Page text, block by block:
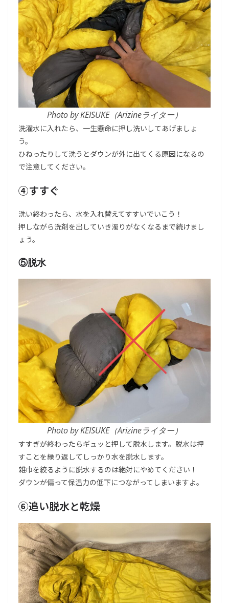
Photo by KEISUKE（Arizineライター）
洗濯水に入れたら、一生懸命に押し洗いしてあげましょ
う。
ひねったりして洗うとダウンが外に出てくる原因になるの
で注意してください。
④すすぐ
洗い終わったら、水を入れ替えてすすいでいこう！
押しながら洗剤を出していき濁りがなくなるまで続けまし
ょう。
⑤脱水
Photo by KEISUKE（Arizineライター）
すすぎが終わったらギュッと押して脱水します。脱水は押
すことを繰り返してしっかり水を脱水します。
雑巾を絞るように脱水するのは絶対にやめてください！
ダウンが偏って保温力の低下につながってしまいますよ。
⑥追い脱水と乾燥